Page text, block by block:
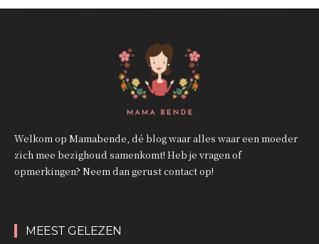
Welkom op Mamabende, dé blog waar alles waar een moeder
zich mee bezighoud samenkomt! Heb je vragen of
opmerkingen? Neem dan gerust contact op!
MEEST GELEZEN